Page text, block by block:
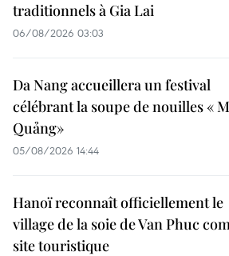
traditionnels à Gia Lai
06/08/2026 03:03
Da Nang accueillera un festival
célébrant la soupe de nouilles «
Quảng»
05/08/2026 14:44
Hanoï reconnaît officiellement le
village de la soie de Van Phuc
site touristique